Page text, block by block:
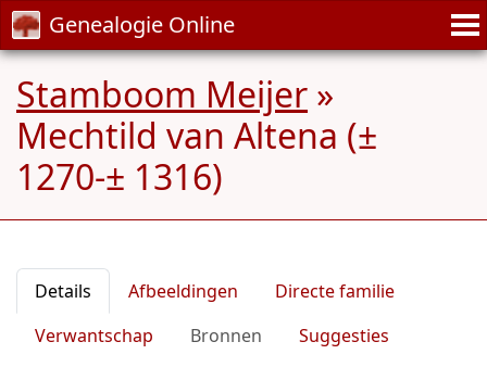
Genealogie Online
Stamboom Meijer »
Mechtild van Altena (±
1270-± 1316)
Details Afbeeldingen
Directe familie
Verwantschap
Bronnen
Suggesties